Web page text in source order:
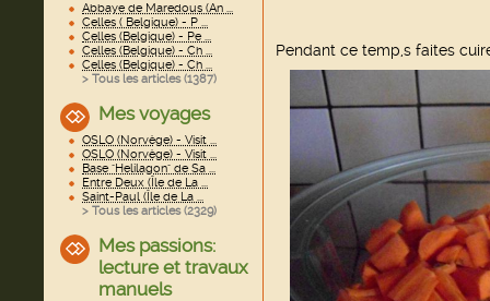
Abbaye de Maredous (An ...
Celles ( Belgique) - P ...
Celles (Belgique) - Pe ...
Celles (Belgique) - Ch ...
Celles (Belgique) - Ch ...
> Tous les articles (1387)
Mes voyages
OSLO (Norvège) - Visit ...
OSLO (Norvège) - Visit ...
Base "Helilagon" de Sa ...
Entre Deux (Île de La ...
Saint-Paul (Île de La ...
> Tous les articles (2329)
Mes passions:
lecture et travaux
manuels
Pendant ce temp,s faites